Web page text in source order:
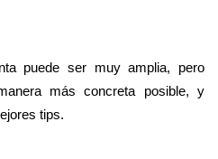
puede ser muy amplia, pero
más concreta posible, y
tips.